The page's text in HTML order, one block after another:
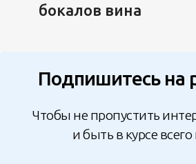
бокалов вина
Подпишитесь на
Чтобы не пропустить
и быть в курсе